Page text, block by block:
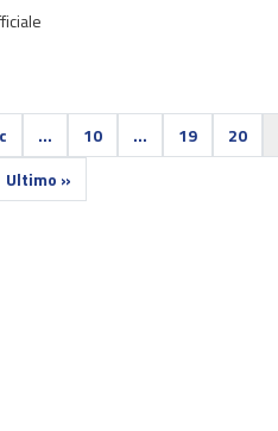
... 10 ... 19 20
Ultimo »